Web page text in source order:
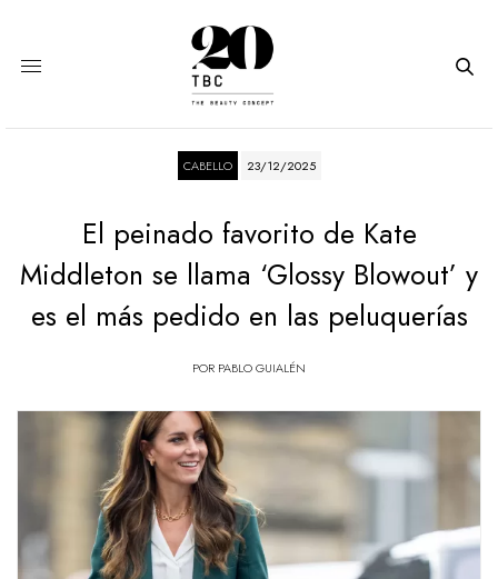
CABELLO 23/12/2025
El peinado favorito de Kate
Middleton se llama ‘Glossy Blowout’ y
es el más pedido en las peluquerías
POR PABLO GUIALÉN